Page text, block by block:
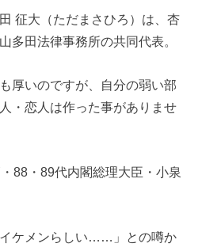
征大（ただまさひろ）は、杏
多田法律事務所の共同代表。
厚いのですが、自分の弱い部
・恋人は作った事がありませ
88・89代内閣総理大臣・小泉
イケメンらしい……」との噂か